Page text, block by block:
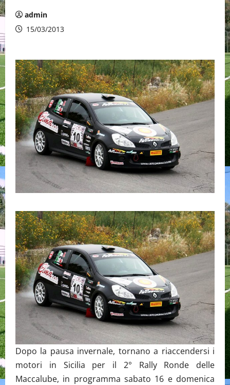
admin
15/03/2013
Dopo la pausa invernale, tornano a riaccendersi i
motori in Sicilia per il 2° Rally Ronde delle
Maccalube, in programma sabato 16 e domenica